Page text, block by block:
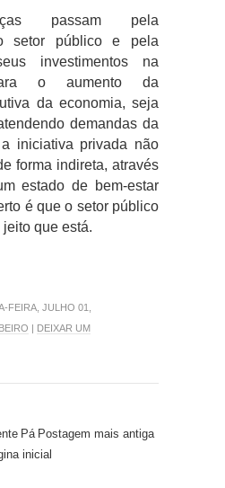
passam pela
setor público e pela
investimentos na
o aumento da
da economia, seja
demandas da
iniciativa privada não
forma indireta, através
estado de bem-estar
é que o setor público
que está.
FEIRA, JULHO 01,
DEIXAR UM
Postagem mais antiga
Pá
inicial